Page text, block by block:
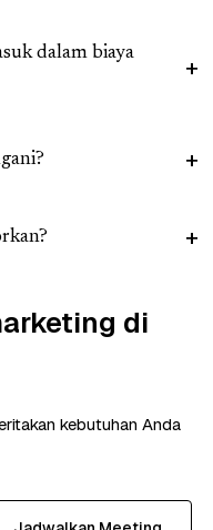
dalam biaya
di
kebutuhan Anda